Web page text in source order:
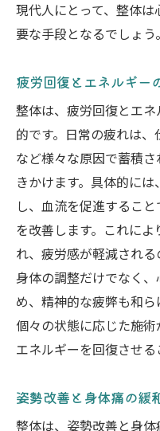
現代人にとって、整体
要な手段となるでしょう。
疲労回復とエネルギー
整体は、疲労回復とエ
的です。日常の疲れは
など様々な原因で蓄積
きかけます。具体的に
し、血流を促進するこ
を改善します。これに
れ、疲労感が軽減され
身体の調整だけでなく
め、精神的な疲弊も和ら
個々の状態に応じた施
エネルギーを回復させる
姿勢改善と身体痛の緩